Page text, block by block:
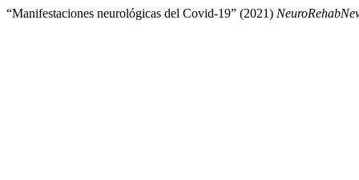
“Manifestaciones neurológicas del Covid-19” (2021)